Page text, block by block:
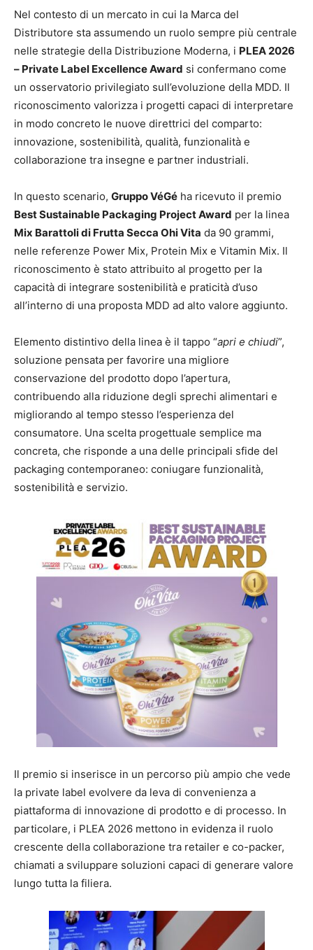
Nel contesto di un mercato in cui la Marca del
Distributore sta assumendo un ruolo sempre più centrale
nelle strategie della Distribuzione Moderna, i PLEA 2026
– Private Label Excellence Award si confermano come
un osservatorio privilegiato sull’evoluzione della MDD. Il
riconoscimento valorizza i progetti capaci di interpretare
in modo concreto le nuove direttrici del comparto:
innovazione, sostenibilità, qualità, funzionalità e
collaborazione tra insegne e partner industriali.
In questo scenario, Gruppo VéGé ha ricevuto il premio
Best Sustainable Packaging Project Award per la linea
Mix Barattoli di Frutta Secca Ohi Vita da 90 grammi,
nelle referenze Power Mix, Protein Mix e Vitamin Mix. Il
riconoscimento è stato attribuito al progetto per la
capacità di integrare sostenibilità e praticità d’uso
all’interno di una proposta MDD ad alto valore aggiunto.
Elemento distintivo della linea è il tappo “apri e chiudi”,
soluzione pensata per favorire una migliore
conservazione del prodotto dopo l’apertura,
contribuendo alla riduzione degli sprechi alimentari e
migliorando al tempo stesso l’esperienza del
consumatore. Una scelta progettuale semplice ma
concreta, che risponde a una delle principali sfide del
packaging contemporaneo: coniugare funzionalità,
sostenibilità e servizio.
Il premio si inserisce in un percorso più ampio che vede
la private label evolvere da leva di convenienza a
piattaforma di innovazione di prodotto e di processo. In
particolare, i PLEA 2026 mettono in evidenza il ruolo
crescente della collaborazione tra retailer e co-packer,
chiamati a sviluppare soluzioni capaci di generare valore
lungo tutta la filiera.